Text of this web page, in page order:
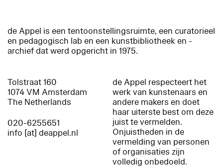
de Appel is een tentoonstellingsruimte, een curatorieel
en pedagogisch lab en een kunstbibliotheek en -
archief dat werd opgericht in 1975.
Tolstraat 160
1074 VM Amsterdam
The Netherlands
020-6255651
info [at] deappel.nl
de Appel respecteert het
werk van kunstenaars en
andere makers en doet
haar uiterste best om deze
juist te vermelden.
Onjuistheden in de
vermelding van personen
of organisaties zijn
volledig onbedoeld.